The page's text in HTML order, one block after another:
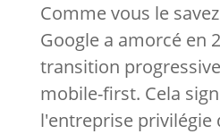
Comme vous le
Google a amorcé en
transition
mobile-first. Cela
l'entreprise privilégie